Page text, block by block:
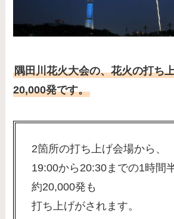
隅田川花火大会の、花火の打ち
20,000発です。
2箇所の打ち上げ会場から、
19:00から20:30までの1時間
約20,000発も
打ち上げがされます。